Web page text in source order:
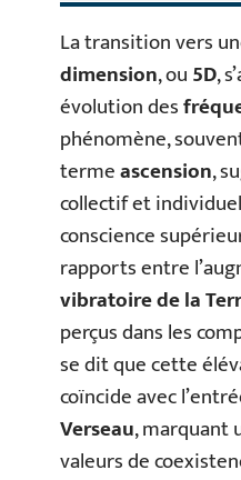
La transition vers
dimension, ou5D,
évolution des
phénomène,
termeascension,
collectif et
conscience
rapports entre
vibratoire de la
perçus dans les
se dit que cette
coïncide avec
Verseau, marquant
valeurs de